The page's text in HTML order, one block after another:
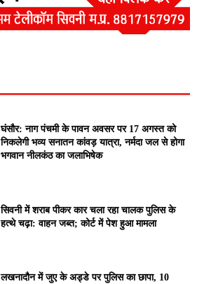
घंसौर: नाग पंचमी के पावन अवसर पर 17 अगस्त को
निकलेगी भव्य सनातन कांवड़ यात्रा, नर्मदा जल से होगा
भगवान नीलकंठ का जलाभिषेक
सिवनी में शराब पीकर कार चला रहा चालक पुलिस के
हत्थे चढ़ा: वाहन जब्त; कोर्ट में पेश हुआ मामला
लखनादौन में जुए के अड्डे पर पुलिस का छापा, 10